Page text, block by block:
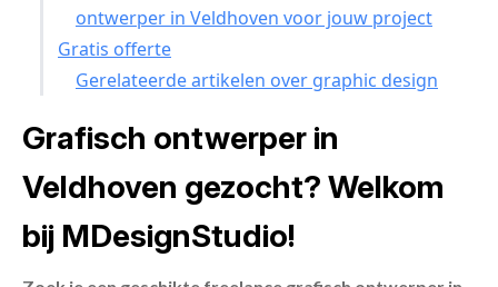
ontwerper in Veldhoven voor jouw project
Gratis offerte
Gerelateerde artikelen over graphic design
Grafisch ontwerper in
Veldhoven gezocht? Welkom
bij MDesignStudio!